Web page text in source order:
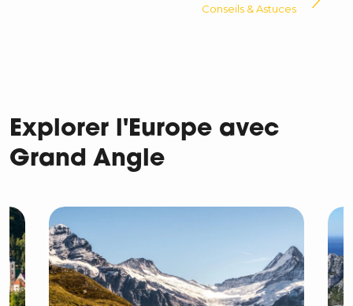
Conseils & Astuces
Explorer l'Europe avec
Grand Angle